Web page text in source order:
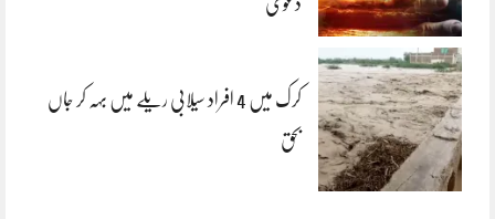
دعوی
کرک میں 4 افراد سیلابی ریلے میں بہہ کر جاں
بحق